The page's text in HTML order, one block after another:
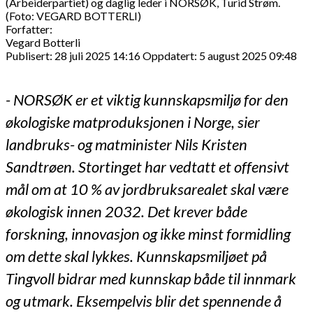
(Foto: VEGARD BOTTERLI)
Forfatter:
Vegard Botterli
Publisert: 28 juli 2025 14:16Oppdatert: 5 august 2025 09:48
- NORSØK er et viktig kunnskapsmiljø for den
økologiske matproduksjonen i Norge, sier
landbruks- og matminister Nils Kristen
Sandtrøen. Stortinget har vedtatt et offensivt
mål om at 10 % av jordbruksarealet skal være
økologisk innen 2032. Det krever både
forskning, innovasjon og ikke minst formidling
om dette skal lykkes. Kunnskapsmiljøet på
Tingvoll bidrar med kunnskap både til innmark
og utmark. Eksempelvis blir det spennende å